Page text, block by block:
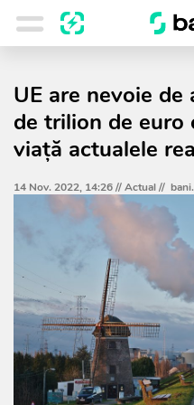
UE are nevoie
de trilion de euro
viață actualele
14 Nov. 2022, 14:26 //Actual//